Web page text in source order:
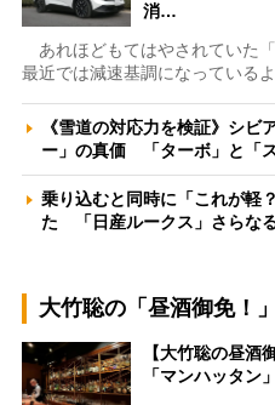
消…
あれほどもてはやされていた
最近では減速基調になっている
《雪道の対応力を検証》シビ
ー」の真価 「ターボ」と「
乗り込むと同時に「これが軽
た 「日産ルークス」さらな
大竹聡の「昼酒御免！」
【大竹聡の昼酒
「マンハッタ